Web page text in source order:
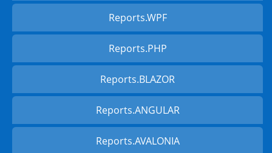
Reports.WPF
Reports.PHP
Reports.BLAZOR
Reports.ANGULAR
Reports.AVALONIA